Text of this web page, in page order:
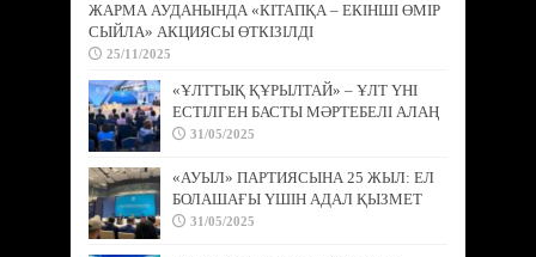
ЖАРМА АУДАНЫНДА «КІТАПҚА – ЕКІНШІ ӨМІР
СЫЙЛА» АКЦИЯСЫ ӨТКІЗІЛДІ
25/11/2025
«ҰЛТТЫҚ ҚҰРЫЛТАЙ» – ҰЛТ ҮНІ
ЕСТІЛГЕН БАСТЫ МӘРТЕБЕЛІ АЛАҢ
31/05/2025
«АУЫЛ» ПАРТИЯСЫНА 25 ЖЫЛ: ЕЛ
БОЛАШАҒЫ ҮШІН АДАЛ ҚЫЗМЕТ
31/05/2025